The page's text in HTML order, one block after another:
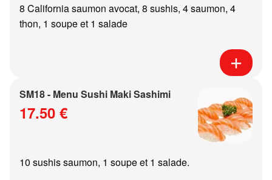
8 California saumon avocat, 8 sushis, 4 saumon, 4
thon, 1 soupe et 1 salade
SM18 - Menu Sushi Maki Sashimi
17.50 €
10 sushis saumon, 1 soupe et 1 salade.